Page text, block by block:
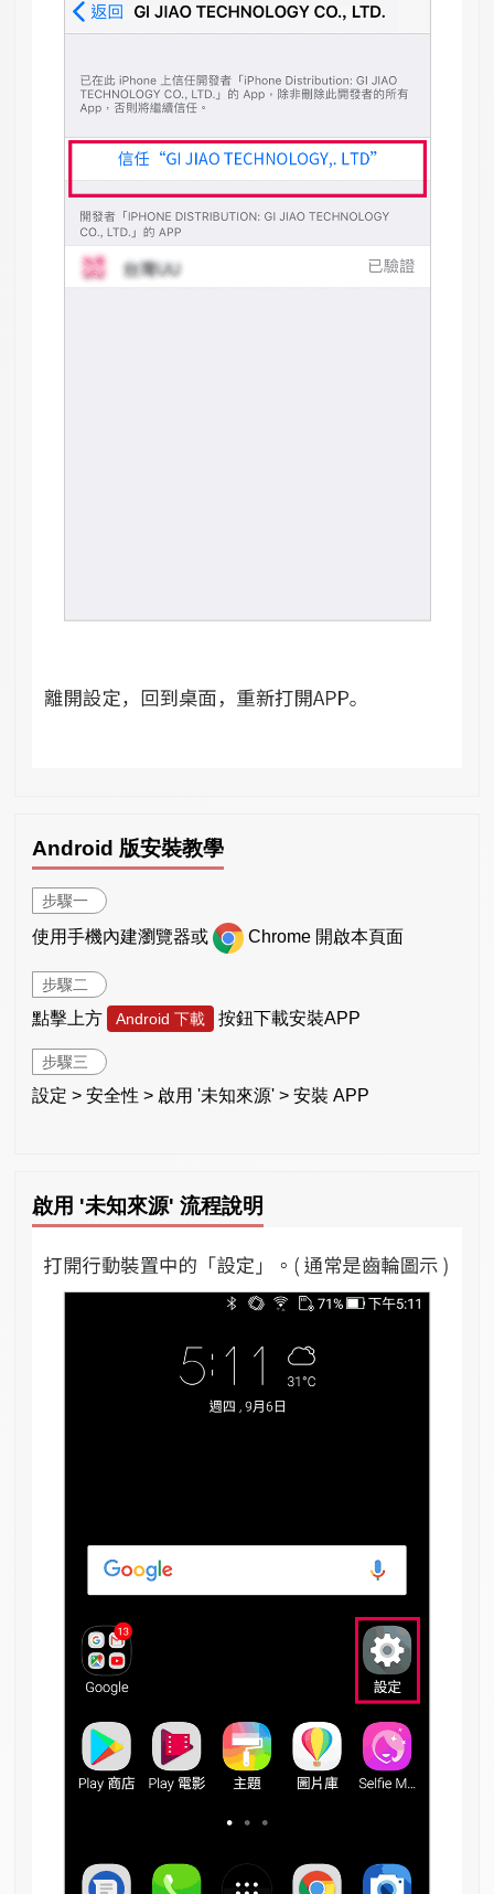
Android 版安裝教學
步驟一
使用手機內建瀏覽器或 Chrome 開啟本頁面
步驟二
點擊上方 Android 下載 按鈕下載安裝APP
步驟三
設定 > 安全性 > 啟用 '未知來源' > 安裝 APP
啟用 '未知來源' 流程說明